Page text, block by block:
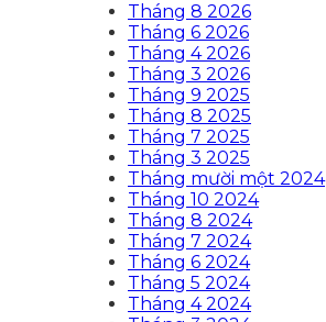
Tháng 8 2026
Tháng 6 2026
Tháng 4 2026
Tháng 3 2026
Tháng 9 2025
Tháng 8 2025
Tháng 7 2025
Tháng 3 2025
Tháng mười một 2024
Tháng 10 2024
Tháng 8 2024
Tháng 7 2024
Tháng 6 2024
Tháng 5 2024
Tháng 4 2024